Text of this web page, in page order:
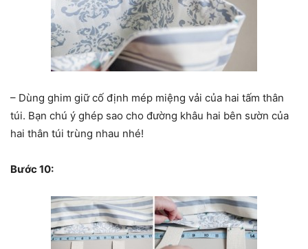
– Dùng ghim giữ cố định mép miệng vải của hai tấm thân
túi. Bạn chú ý ghép sao cho đường khâu hai bên sườn của
hai thân túi trùng nhau nhé!
Bước 10: